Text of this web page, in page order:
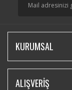
KURUMSAL
ALIŞVERİŞ